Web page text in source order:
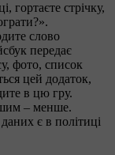
гортаєте стрічку,
слово
передає
фото, список
цей додаток,
в цю гру.
– менше.
є в політиці